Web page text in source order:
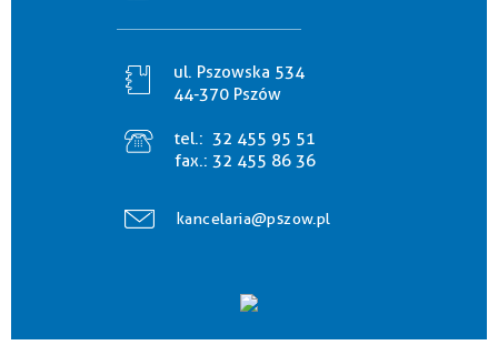
ul. Pszowska 534
44-370 Pszów
tel.: 32 455 95 51
fax.: 32 455 86 36
kancelaria@pszow.pl